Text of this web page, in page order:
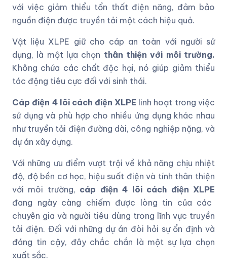
với việc giảm thiểu tổn thất điện năng, đảm bảo
nguồn điện được truyền tải một cách hiệu quả.
Vật liệu XLPE giữ cho cáp an toàn với người sử
dụng, là một lựa chọn thân thiện với môi trường.
Không chứa các chất độc hại, nó giúp giảm thiểu
tác động tiêu cực đối với sinh thái.
Cáp điện 4 lõi cách điện XLPE linh hoạt trong việc
sử dụng và phù hợp cho nhiều ứng dụng khác nhau
như truyền tải điện đường dài, công nghiệp nặng, và
dự án xây dựng.
Với những ưu điểm vượt trội về khả năng chịu nhiệt
độ, độ bền cơ học, hiệu suất điện và tính thân thiện
với môi trường, cáp điện 4 lõi cách điện XLPE
đang ngày càng chiếm được lòng tin của các
chuyên gia và người tiêu dùng trong lĩnh vực truyền
tải điện. Đối với những dự án đòi hỏi sự ổn định và
đáng tin cậy, đây chắc chắn là một sự lựa chọn
xuất sắc.